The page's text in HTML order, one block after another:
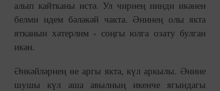
алып кайтканы истә. Ул чирнең нинди икәнен
белми идем бәләкәй чакта. Әнинең олы якта
ятканын хәтерлим - соңгы юлга озату булган
икән.
Әнкәйләрнең өе аргы якта, күл аркылы. Әнине
шушы күл аша авылның икенче ягындагы